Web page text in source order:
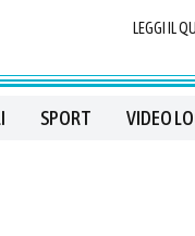
LEGGI IL
SPORT VIDEO